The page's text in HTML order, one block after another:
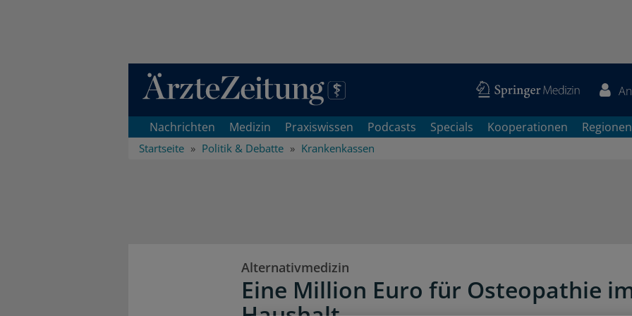
Direkt zum Inhaltsbereich
Nachrichten Medizin Praxiswissen Podcasts Specials Kooperationen Regionen
Startseite Politik & Debatte Krankenkassen
Alternativmedizin
Eine Million Euro für Osteopathie